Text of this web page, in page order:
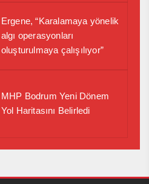
Ergene, “Karalamaya yönelik
algı operasyonları
oluşturulmaya çalışılıyor”
MHP Bodrum Yeni Dönem
Yol Haritasını Belirledi